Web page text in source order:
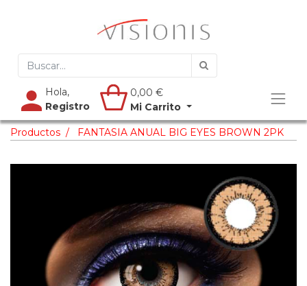
Hola,
Registro
0,00 €
Mi Carrito
Productos FANTASIA ANUAL BIG EYES BROWN 2PK